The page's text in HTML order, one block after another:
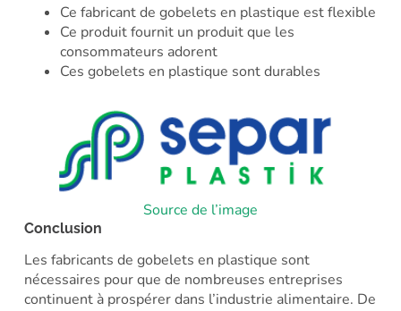
Ce fabricant de gobelets en plastique est flexible
Ce produit fournit un produit que les
consommateurs adorent
Ces gobelets en plastique sont durables
Source de l’image
Conclusion
Les fabricants de gobelets en plastique sont
nécessaires pour que de nombreuses entreprises
continuent à prospérer dans l’industrie alimentaire. De